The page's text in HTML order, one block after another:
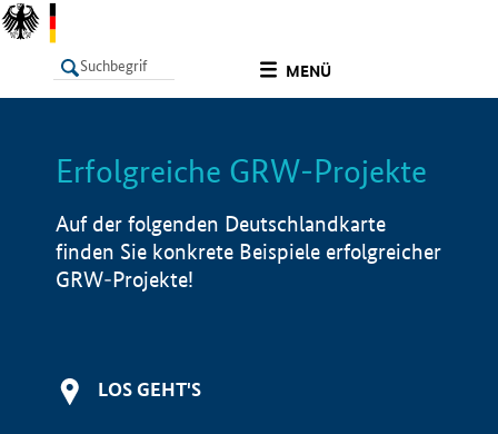
MENÜ
LISTE Info
Erfolgreiche GRW-Projekte
Auf der folgenden Deutschlandkarte
finden Sie konkrete Beispiele erfolgreicher
GRW-Projekte!
LOS GEHT'S